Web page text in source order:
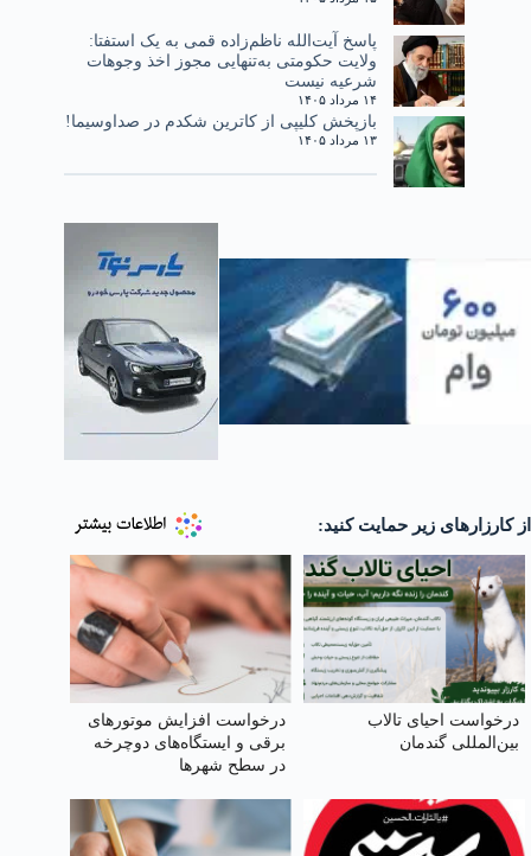
پاسخ آیت‌الله ناظم‌زاده قمی به یک استفتا:
ولایت حکومتی به‌تنهایی مجوز اخذ وجوهات
شرعیه نیست
۱۴ مرداد ۱۴۰۵
بازپخش کلیپی از کاترین شکدم در صداوسیما!
۱۳ مرداد ۱۴۰۵
از کارزارهای زیر حمایت کنید:
درخواست احیای تالاب
بین‌المللی گندمان
درخواست افزایش موتورهای
برقی و ایستگاه‌های دوچرخه
در سطح شهرها